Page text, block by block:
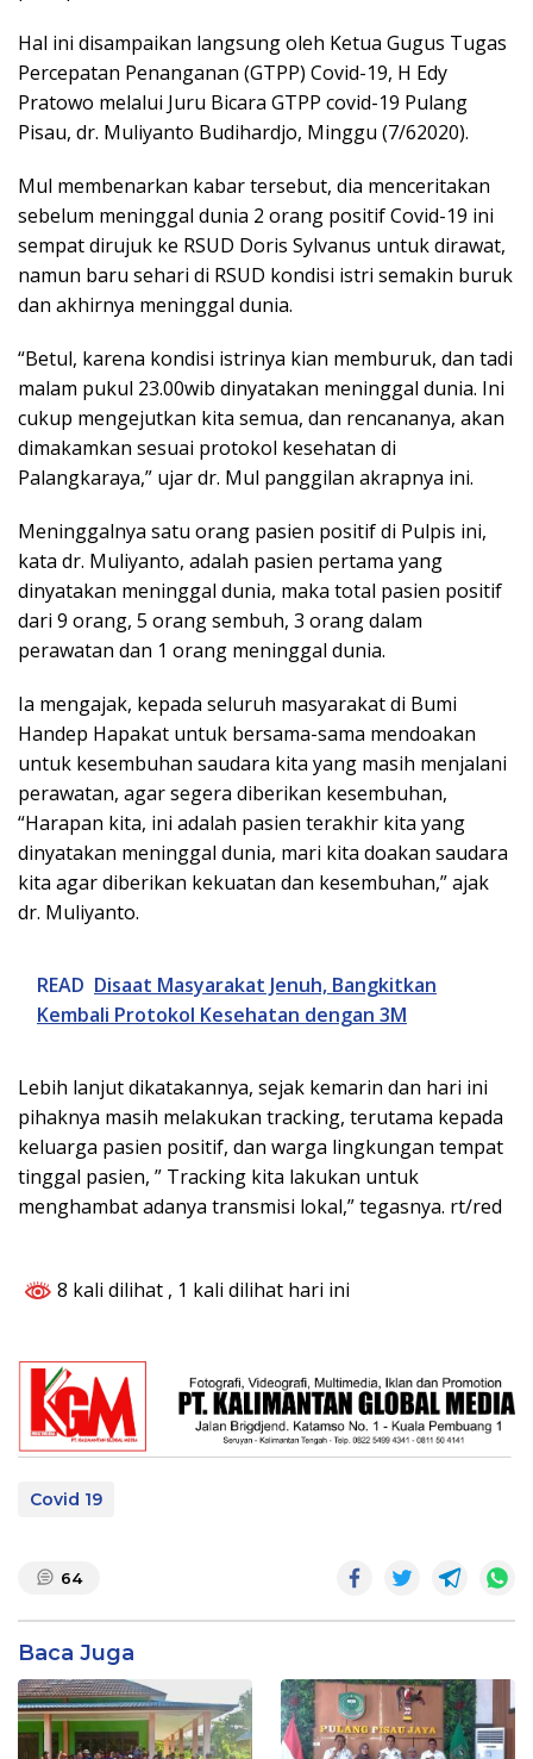
Hal ini disampaikan langsung oleh Ketua Gugus Tugas
Percepatan Penanganan (GTPP) Covid-19, H Edy
Pratowo melalui Juru Bicara GTPP covid-19 Pulang
Pisau, dr. Muliyanto Budihardjo, Minggu (7/62020).
Mul membenarkan kabar tersebut, dia menceritakan
sebelum meninggal dunia 2 orang positif Covid-19 ini
sempat dirujuk ke RSUD Doris Sylvanus untuk dirawat,
namun baru sehari di RSUD kondisi istri semakin buruk
dan akhirnya meninggal dunia.
“Betul, karena kondisi istrinya kian memburuk, dan tadi
malam pukul 23.00wib dinyatakan meninggal dunia. Ini
cukup mengejutkan kita semua, dan rencananya, akan
dimakamkan sesuai protokol kesehatan di
Palangkaraya,” ujar dr. Mul panggilan akrapnya ini.
Meninggalnya satu orang pasien positif di Pulpis ini,
kata dr. Muliyanto, adalah pasien pertama yang
dinyatakan meninggal dunia, maka total pasien positif
dari 9 orang, 5 orang sembuh, 3 orang dalam
perawatan dan 1 orang meninggal dunia.
Ia mengajak, kepada seluruh masyarakat di Bumi
Handep Hapakat untuk bersama-sama mendoakan
untuk kesembuhan saudara kita yang masih menjalani
perawatan, agar segera diberikan kesembuhan,
“Harapan kita, ini adalah pasien terakhir kita yang
dinyatakan meninggal dunia, mari kita doakan saudara
kita agar diberikan kekuatan dan kesembuhan,” ajak
dr. Muliyanto.
READ Disaat Masyarakat Jenuh, Bangkitkan
Kembali Protokol Kesehatan dengan 3M
Lebih lanjut dikatakannya, sejak kemarin dan hari ini
pihaknya masih melakukan tracking, terutama kepada
keluarga pasien positif, dan warga lingkungan tempat
tinggal pasien, ” Tracking kita lakukan untuk
menghambat adanya transmisi lokal,” tegasnya. rt/red
8 kali dilihat , 1 kali dilihat hari ini
Covid 19
64
Baca Juga